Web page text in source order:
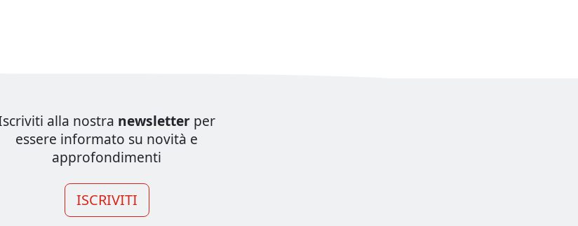
alla nostra newsletter per
essere informato su novità e
approfondimenti
ISCRIVITI